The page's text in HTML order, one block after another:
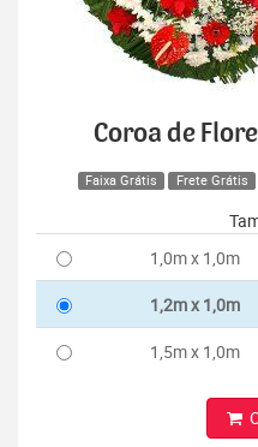
Coroa de
Faixa Grátis Frete Grátis
1,0m x 1,0m
1,2m x 1,0m
1,5m x 1,0m